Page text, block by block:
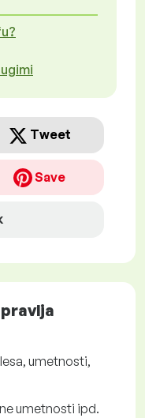
Tweet
Save
umetnosti,
umetnosti ipd.